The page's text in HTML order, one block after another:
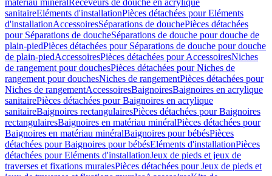
matériau minéralReceveurs de douche en acrylique
sanitaireEléments d'installationPièces détachées pour Eléments
d'installationAccessoiresSéparations de douchePièces détachées
pour Séparations de doucheSéparations de douche pour douche de
plain-piedPièces détachées pour Séparations de douche pour douche
de plain-piedAccessoiresPièces détachées pour AccessoiresNiches
de rangement pour douchesPièces détachées pour Niches de
rangement pour douchesNiches de rangementPièces détachées pour
Niches de rangementAccessoiresBaignoiresBaignoires en acrylique
sanitairePièces détachées pour Baignoires en acrylique
sanitaireBaignoires rectangulairesPièces détachées pour Baignoires
rectangulairesBaignoires en matériau minéralPièces détachées pour
Baignoires en matériau minéralBaignoires pour bébésPièces
détachées pour Baignoires pour bébésEléments d'installationPièces
détachées pour Eléments d'installationJeux de pieds et jeux de
traverses et fixations muralesPièces détachées pour Jeux de pieds et